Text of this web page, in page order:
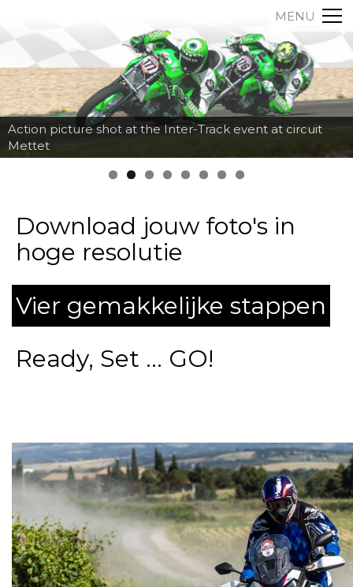
MENU
Action picture shot at the Inter-Track event at circuit
Mettet
Download jouw foto's in
hoge resolutie
Vier gemakkelijke stappen
Ready, Set ... GO!